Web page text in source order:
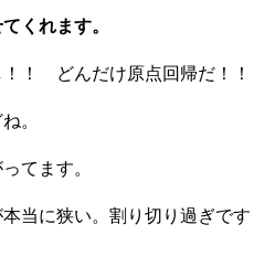
くれます。
！ どんだけ原点回帰だ！！
。
てます。
当に狭い。割り切り過ぎです